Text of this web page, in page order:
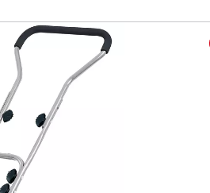
Einhell PROFESSIONAL
dispositivos PROFESSIONAL
eléctricas PROFESSIONAL
de jardín PROFESSIONAL
Equipos de medición
Otras herramientas